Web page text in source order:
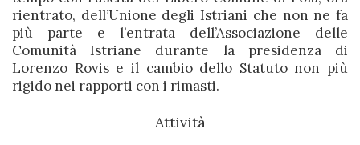
rientrato, dell’Unione degli Istriani che non ne fa
più parte e l’entrata dell’Associazione delle
Comunità Istriane durante la presidenza di
Lorenzo Rovis e il cambio dello Statuto non più
rigido nei rapporti con i rimasti.
Attività